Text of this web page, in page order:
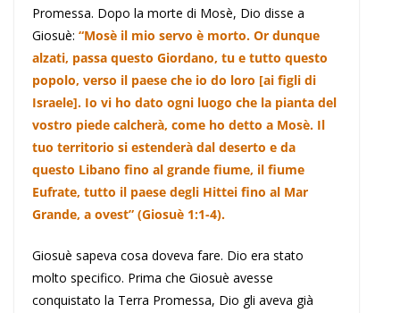
Promessa. Dopo la morte di Mosè, Dio disse a
Giosuè: “Mosè il mio servo è morto. Or dunque
alzati, passa questo Giordano, tu e tutto questo
popolo, verso il paese che io do loro [ai figli di
Israele]. Io vi ho dato ogni luogo che la pianta del
vostro piede calcherà, come ho detto a Mosè. Il
tuo territorio si estenderà dal deserto e da
questo Libano fino al grande fiume, il fiume
Eufrate, tutto il paese degli Hittei fino al Mar
Grande, a ovest” (Giosuè 1:1-4).
Giosuè sapeva cosa doveva fare. Dio era stato
molto specifico. Prima che Giosuè avesse
conquistato la Terra Promessa, Dio gli aveva già